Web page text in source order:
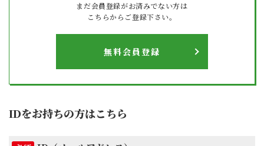
まだ会員登録がお済みでない方は
こちらからご登録下さい。
無料会員登録
IDをお持ちの方はこちら